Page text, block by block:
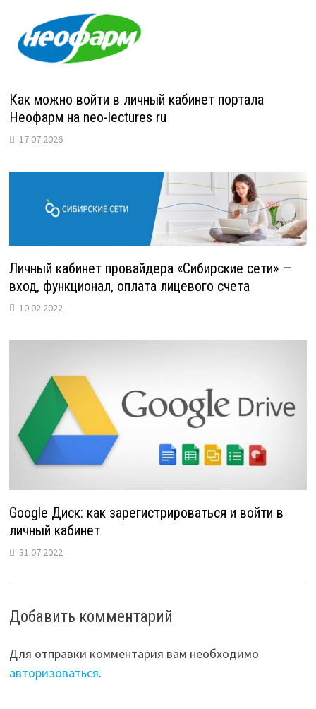
Как можно войти в личный кабинет портала
Неофарм на neo-lectures ru
17.07.2026
Личный кабинет провайдера «Сибирские сети» —
вход, функционал, оплата лицевого счета
10.02.2022
Google Диск: как зарегистрироваться и войти в
личный кабинет
31.07.2022
Добавить комментарий
Для отправки комментария вам необходимо
авторизоваться.